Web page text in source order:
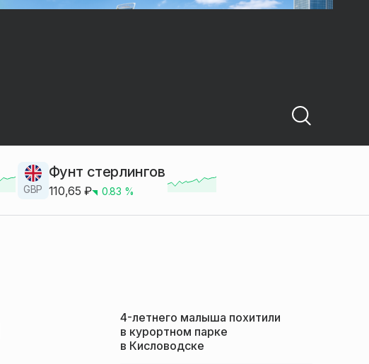
GBP
Фунт стерлингов
110,65 ₽ 0.83 %
4-летнего малыша похитили
в курортном парке
в Кисловодске